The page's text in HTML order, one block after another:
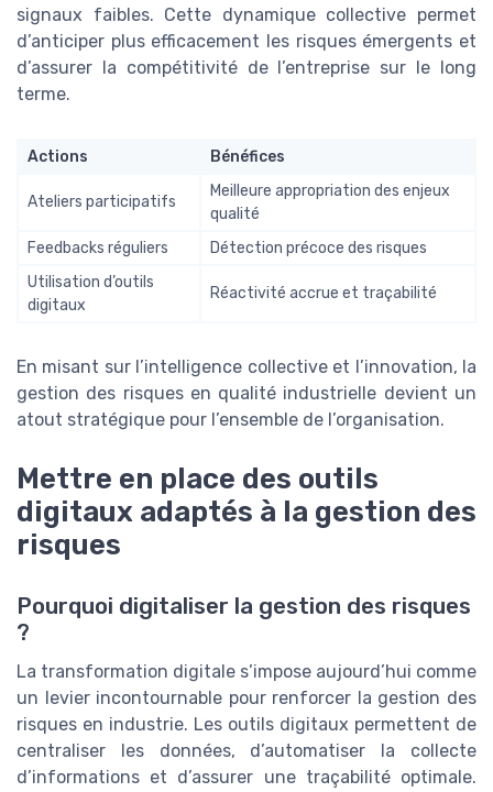
signaux faibles. Cette dynamique collective permet
d’anticiper plus efficacement les risques émergents et
d’assurer la compétitivité de l’entreprise sur le long
terme.
Actions Bénéfices
Ateliers participatifs
Meilleure appropriation des enjeux
qualité
Feedbacks réguliers
Détection précoce des risques
Utilisation d’outils
digitaux
Réactivité accrue et traçabilité
En misant sur l’intelligence collective et l’innovation, la
gestion des risques en qualité industrielle devient un
atout stratégique pour l’ensemble de l’organisation.
Mettre en place des outils
digitaux adaptés à la gestion des
risques
Pourquoi digitaliser la gestion des risques
?
La transformation digitale s’impose aujourd’hui comme
un levier incontournable pour renforcer la gestion des
risques en industrie. Les outils digitaux permettent de
centraliser les données, d’automatiser la collecte
d’informations et d’assurer une traçabilité optimale.